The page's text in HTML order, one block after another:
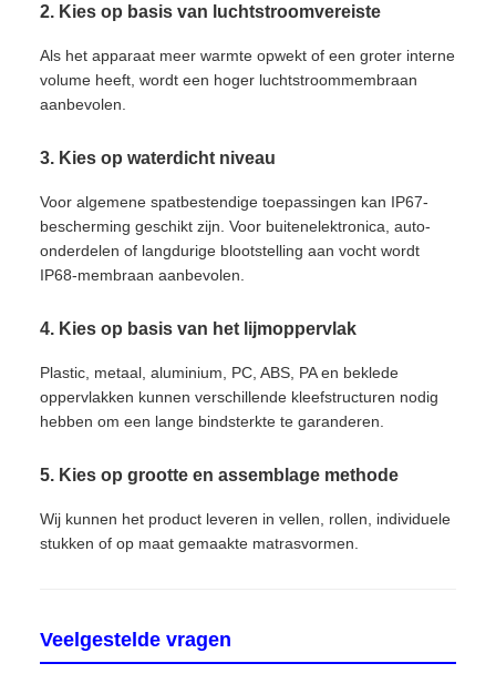
2. Kies op basis van luchtstroomvereiste
Als het apparaat meer warmte opwekt of een groter interne
volume heeft, wordt een hoger luchtstroommembraan
aanbevolen.
3. Kies op waterdicht niveau
Voor algemene spatbestendige toepassingen kan IP67-
bescherming geschikt zijn. Voor buitenelektronica, auto-
onderdelen of langdurige blootstelling aan vocht wordt
IP68-membraan aanbevolen.
4. Kies op basis van het lijmoppervlak
Plastic, metaal, aluminium, PC, ABS, PA en beklede
oppervlakken kunnen verschillende kleefstructuren nodig
hebben om een lange bindsterkte te garanderen.
5. Kies op grootte en assemblage methode
Wij kunnen het product leveren in vellen, rollen, individuele
stukken of op maat gemaakte matrasvormen.
Veelgestelde vragen